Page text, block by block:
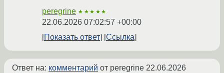
peregrine ★★★★★
22.06.2026 07:02:57 +00:00
Показать ответ
Ссылка
Ответ на: комментарий от peregrine 22.06.2026